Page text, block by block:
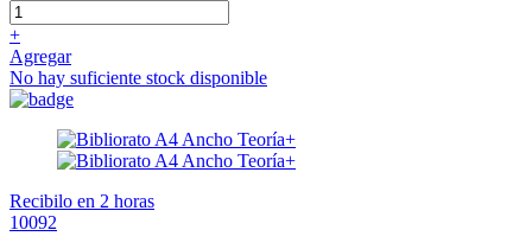
+
Agregar
No hay suficiente stock disponible
Recibilo en 2 horas
10092